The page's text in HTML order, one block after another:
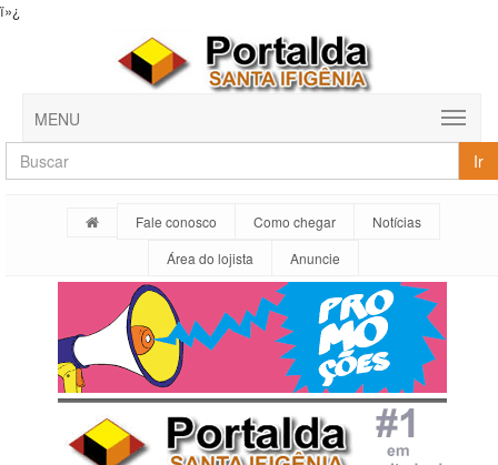
ï»¿
MENU
Ir
Fale conosco Como chegar
Notícias
Área do lojista
Anuncie